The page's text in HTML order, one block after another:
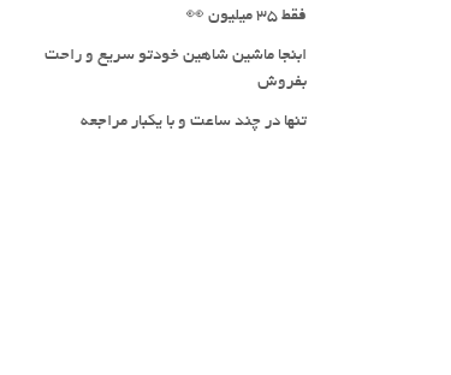
فقط 3۵ میلیون 👀
ابنجا ماشین شاهین خودتو سریع و راحت
بفروش
تنها در چند ساعت و با یکبار مراجعه